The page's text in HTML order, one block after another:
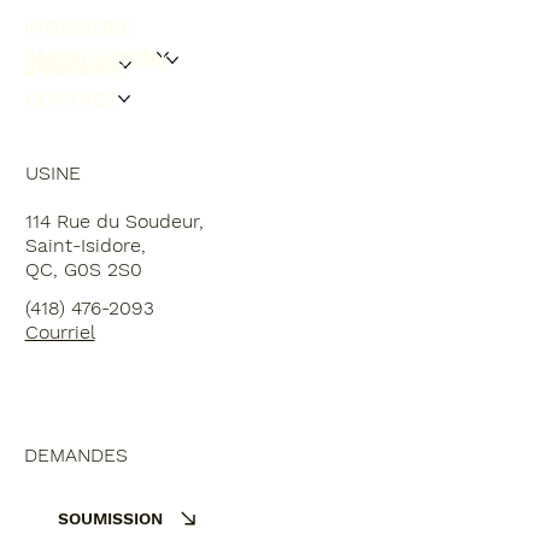
FABRICATION
INSTALLATION
À PROPOS
USINE
114 Rue du Soudeur,
Saint-Isidore,
QC, G0S 2S0
(418) 476-2093
Courriel
DEMANDES
SOUMISSION